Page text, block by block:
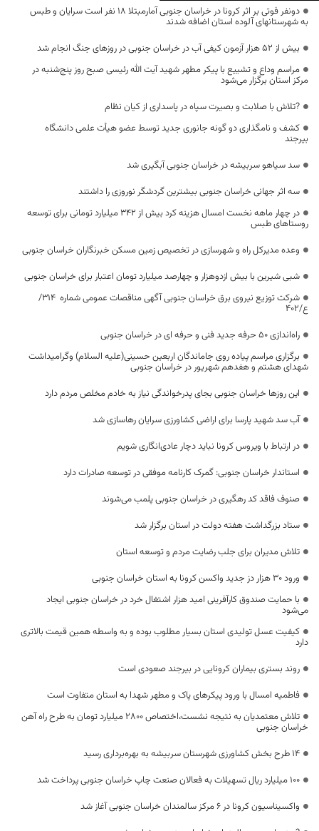
دونفر فوتی بر اثر کرونا در خراسان جنوبی آمارمبتلا 18 نفر است سرایان و طبس
به شهرستانهای آلوده استان اضافه شدند
بیش از ۵۲ هزار آزمون کیفی آب در خراسان جنوبی در روزهای جنگ انجام شد
مراسم وداع و تشییع با پیکر مطهر شهید آیت الله رئیسی صبح روز پنج‌شنبه در
مرکز استان برگزار می‌شود
?تلاش با صلابت و بصیرت سپاه در پاسداری از کیان نظام
کشف و نامگذاری دو گونه جانوری جدید توسط عضو هیأت علمی دانشگاه
بیرجند
سد سیاهو سربیشه در خراسان جنوبی آبگیری شد
سه اثر جهانی خراسان جنوبی بیشترین گردشگر نوروزی را داشتند
در چهار ماهه نخست امسال هزینه کرد بیش از ۳۴۲ میلیارد تومانی برای توسعه
روستاهای طبس
وعده مدیرکل راه و شهرسازی در تخصیص زمین مسکن خبرنگاران خراسان جنوبی
شبی شیرین با بیش ازدوهزار و چهارصد میلیارد تومان اعتبار برای خراسان جنوبی
شرکت توزیع نیروی برق خراسان جنوبی آگهی مناقصات عمومی شماره 314/
ع/402
راه‌اندازی ۵۰ حرفه جدید فنی و حرفه‌ ای در خراسان جنوبی
برگزاری مراسم پیاده روی جاماندگان اربعین حسینی(علیه السلام) وگرامیداشت
شهدای هشتم و هفدهم شهریور در خراسان جنوبی
این روزها خراسان جنوبی بجای پدرخواندگی نیاز به خادم مخلص مردم دارد
آب سد شهید پارسا برای اراضی کشاورزی سرایان رهاسازی شد
در ارتباط با ویروس کرونا نباید دچار عادی‌انگاری شویم
استاندار خراسان جنوبی: گمرک کارنامه موفقی در توسعه صادرات دارد
صنوف فاقد کد رهگیری در خراسان جنوبی پلمب می‌شوند
ستاد بزرگداشت هفته دولت در استان برگزار شد
تلاش مدیران برای جلب رضایت مردم و توسعه استان
ورود ۳۰ هزار دز جدید واکسن کرونا به استان خراسان جنوبی
با حمایت صندوق کارآفرینی امید هزار اشتغال خرد در خراسان جنوبی ایجاد
می‌شود
کیفیت عسل تولیدی استان بسیار مطلوب بوده و به واسطه همین قیمت بالاتری
دارد
روند بستری بیماران کرونایی در بیرجند صعودی است
فاطمیه امسال با ورود پیکرهای پاک و مطهر شهدا به استان متفاوت است
تلاش معتمدیان به نتیجه نشست،اختصاص ۲۸۰۰ میلیارد تومان به طرح راه آهن
خراسان جنوبی
۱۴ طرح بخش کشاورزی شهرستان سربیشه به بهره‌برداری رسید
100 میلیارد ریال تسهیلات به فعالان صنعت چاپ خراسان جنوبی پرداخت شد
واکسیناسیون کرونا در ۶ مرکز سالمندان خراسان جنوبی آغاز شد